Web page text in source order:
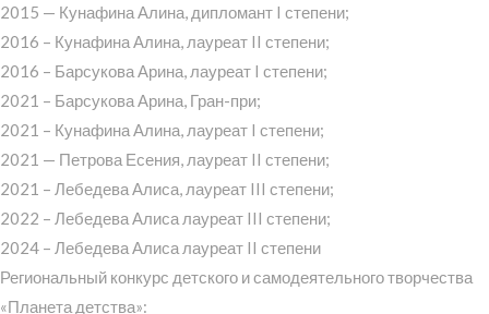
2015 — Кунафина Алина, дипломант I степени;
2016 – Кунафина Алина, лауреат II степени;
2016 – Барсукова Арина, лауреат I степени;
2021 – Барсукова Арина, Гран-при;
2021 – Кунафина Алина, лауреат I степени;
2021 — Петрова Есения, лауреат II степени;
2021 – Лебедева Алиса, лауреат III степени;
2022 – Лебедева Алиса лауреат III степени;
2024 – Лебедева Алиса лауреат II степени
Региональный конкурс детского и самодеятельного творчества
«Планета детства»: